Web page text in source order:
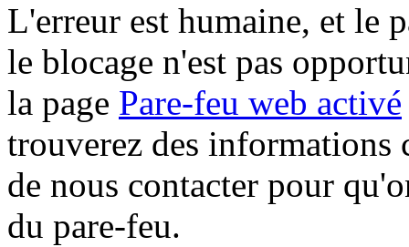
L'erreur est humaine, et le
le blocage n'est pas
la page Pare-feu web activé
trouverez des informations
de nous contacter pour
du pare-feu.